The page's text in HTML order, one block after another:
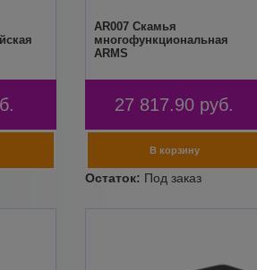
AR007 Скамья
многофункциональная
ARMS
27 817.90 руб.